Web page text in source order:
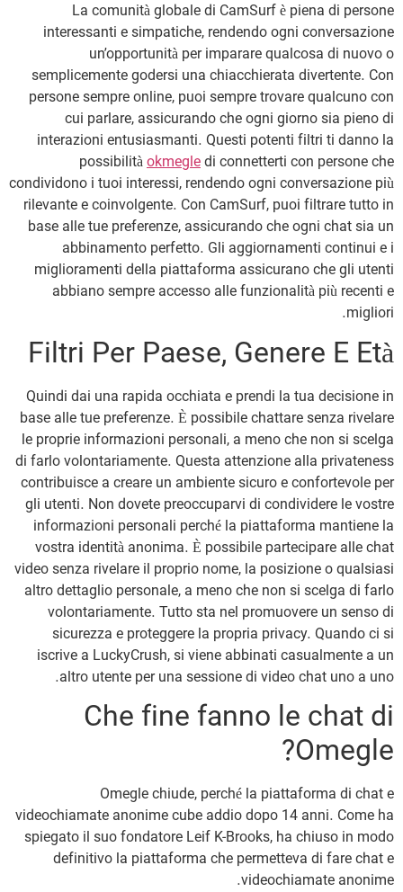
La comunità globale di CamSurf è piena di persone
interessanti e simpatiche, rendendo ogni conversazione
un’opportunità per imparare qualcosa di nuovo o
semplicemente godersi una chiacchierata divertente. Con
persone sempre online, puoi sempre trovare qualcuno con
cui parlare, assicurando che ogni giorno sia pieno di
interazioni entusiasmanti. Questi potenti filtri ti danno la
possibilità okmegle di connetterti con persone che
condividono i tuoi interessi, rendendo ogni conversazione più
rilevante e coinvolgente. Con CamSurf, puoi filtrare tutto in
base alle tue preferenze, assicurando che ogni chat sia un
abbinamento perfetto. Gli aggiornamenti continui e i
miglioramenti della piattaforma assicurano che gli utenti
abbiano sempre accesso alle funzionalità più recenti e
migliori.
Filtri Per Paese, Genere E Età
Quindi dai una rapida occhiata e prendi la tua decisione in
base alle tue preferenze. È possibile chattare senza rivelare
le proprie informazioni personali, a meno che non si scelga
di farlo volontariamente. Questa attenzione alla privateness
contribuisce a creare un ambiente sicuro e confortevole per
gli utenti. Non dovete preoccuparvi di condividere le vostre
informazioni personali perché la piattaforma mantiene la
vostra identità anonima. È possibile partecipare alle chat
video senza rivelare il proprio nome, la posizione o qualsiasi
altro dettaglio personale, a meno che non si scelga di farlo
volontariamente. Tutto sta nel promuovere un senso di
sicurezza e proteggere la propria privacy. Quando ci si
iscrive a LuckyCrush, si viene abbinati casualmente a un
altro utente per una sessione di video chat uno a uno.
Che fine fanno le chat di
Omegle?
Omegle chiude, perché la piattaforma di chat e
videochiamate anonime cube addio dopo 14 anni. Come ha
spiegato il suo fondatore Leif K-Brooks, ha chiuso in modo
definitivo la piattaforma che permetteva di fare chat e
videochiamate anonime.